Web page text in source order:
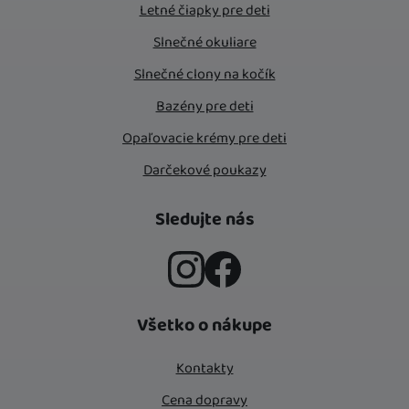
Letné čiapky pre deti
Slnečné okuliare
Slnečné clony na kočík
Bazény pre deti
Opaľovacie krémy pre deti
Darčekové poukazy
Sledujte nás
Všetko o nákupe
Kontakty
Cena dopravy